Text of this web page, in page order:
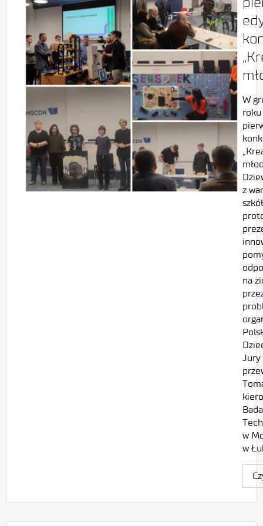
W
roku
z
na
Jury
w
w